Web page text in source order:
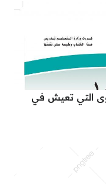
التي تعيش في